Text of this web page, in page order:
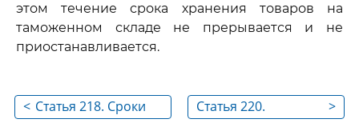
этом течение срока хранения товаров на
таможенном складе не прерывается и не
приостанавливается.
< Статья 218. Сроки
>
Статья 220.